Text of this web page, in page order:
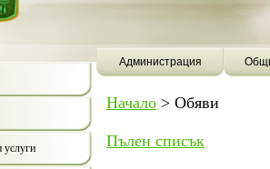
Администрация
услуги
Начало > Обяви
Пълен списък